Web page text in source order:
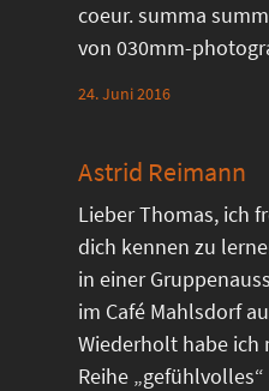
coeur. summa
von 030mm-
24. Juni 2016
Astrid Reimann
Lieber Thomas, ich
dich kennen zu
in einer
im Café Mahlsdorf
Wiederholt habe ich
Reihe